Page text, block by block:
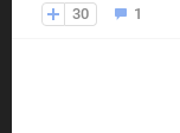
30
1